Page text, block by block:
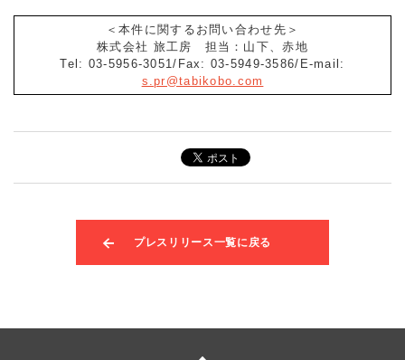
＜本件に関するお問い合わせ先＞
株式会社 旅工房 担当：山下、赤地
Tel: 03-5956-3051/Fax: 03-5949-3586/E-mail:
s.pr@tabikobo.com
プレスリリース一覧に戻る